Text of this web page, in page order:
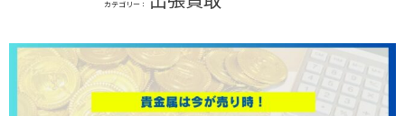
カテゴリー：